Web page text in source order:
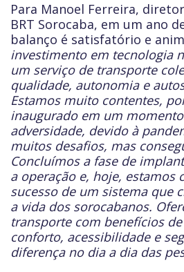
Para Manoel Ferreira,
BRT Sorocaba, em um ano
balanço é satisfatório e
investimento em tecnologia
um serviço de transporte
qualidade, autonomia e
Estamos muito contentes,
inaugurado em um
adversidade, devido à
muitos desafios, mas
Concluímos a fase de
a operação e, hoje, estamos
sucesso de um sistema que
a vida dos sorocabanos.
transporte com benefícios
conforto, acessibilidade e
diferença no dia a dia das